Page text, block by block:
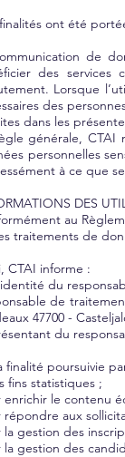
ont été
de
des services
Lorsque
des
dans les
générale, CTAI
personnelles
à ce que
DES
au
traitements de
CTAI informe :
du
de
47700 -
du
finalité poursuivie
fins statistiques ;
enrichir le contenu
répondre aux
la gestion des
la gestion des